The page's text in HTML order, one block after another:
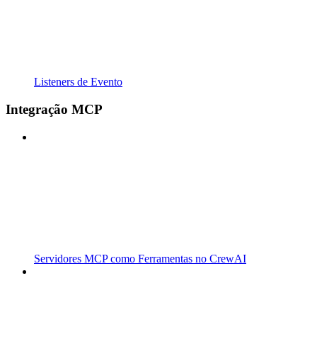
Listeners de Evento
Integração MCP
Servidores MCP como Ferramentas no CrewAI